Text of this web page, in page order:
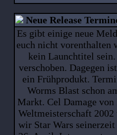
Neue Release
Es gibt einige neue
euch nicht vorenthalten
kein Launchtitel
verschoben. Dagegen
ein Frühprodukt.
Worms Blast schon
Markt. Cel Damage
Weltmeisterschaft
wir Star Wars